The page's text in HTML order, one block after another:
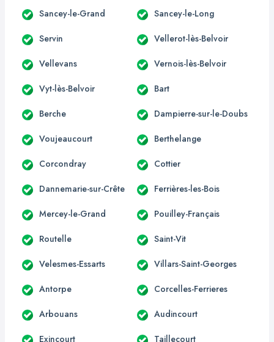
Sancey-le-Grand Sancey-le-Long
Servin Vellerot-lès-Belvoir
Vellevans Vernois-lès-Belvoir
Vyt-lès-Belvoir Bart
Berche Dampierre-sur-le-Doubs
Voujeaucourt Berthelange
Corcondray Cottier
Dannemarie-sur-Crête Ferrières-les-Bois
Mercey-le-Grand Pouilley-Français
Routelle Saint-Vit
Velesmes-Essarts Villars-Saint-Georges
Antorpe Corcelles-Ferrieres
Arbouans Audincourt
Exincourt Taillecourt